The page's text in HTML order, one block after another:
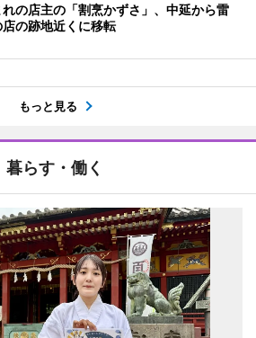
の店主の「割烹かずさ」、中延から雷
の跡地近くに移転
もっと見る
暮らす・働く